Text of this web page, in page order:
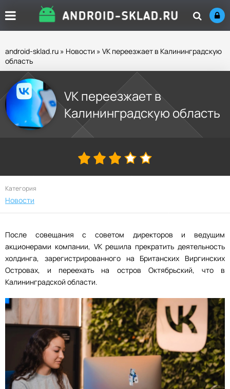
android-sklad.ru » Новости » VK переезжает в Калининградскую
область
VK переезжает в
Калининградскую область
Категория
Новости
После совещания с советом директоров и ведущим
акционерами компании, VK решила прекратить деятельность
холдинга, зарегистрированного на Британских Виргинских
Островах, и переехать на остров Октябрьский, что в
Калининградской области.